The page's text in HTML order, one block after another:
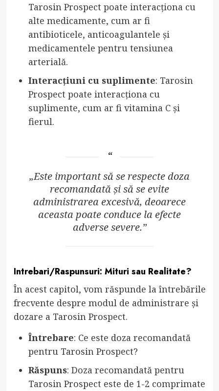
Tarosin Prospect poate interacționa cu
alte medicamente, cum ar fi
antibioticele, anticoagulantele și
medicamentele pentru tensiunea
arterială.
Interacțiuni cu suplimente: Tarosin
Prospect poate interacționa cu
suplimente, cum ar fi vitamina C și
fierul.
„Este important să se respecte doza
recomandată și să se evite
administrarea excesivă, deoarece
aceasta poate conduce la efecte
adverse severe.”
Intrebari/Raspunsuri: Mituri sau Realitate?
În acest capitol, vom răspunde la întrebările
frecvente despre modul de administrare și
dozare a Tarosin Prospect.
Întrebare: Ce este doza recomandată
pentru Tarosin Prospect?
Răspuns: Doza recomandată pentru
Tarosin Prospect este de 1-2 comprimate